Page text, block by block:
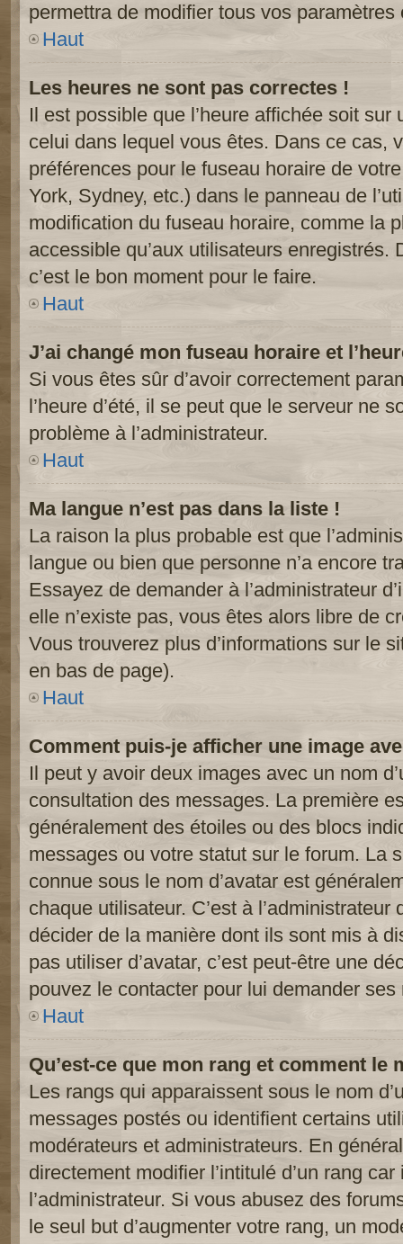
permettra de modifier tous vos paramètres
Haut
Les heures ne sont pas correctes !
Il est possible que l’heure affichée soit
celui dans lequel vous êtes. Dans ce cas,
préférences pour le fuseau horaire de
York, Sydney, etc.) dans le panneau de
modification du fuseau horaire, comme la
accessible qu’aux utilisateurs enregistrés.
c’est le bon moment pour le faire.
Haut
J’ai changé mon fuseau horaire et
Si vous êtes sûr d’avoir correctement
l’heure d’été, il se peut que le serveur ne
problème à l’administrateur.
Haut
Ma langue n’est pas dans la liste !
La raison la plus probable est que
langue ou bien que personne n’a encore
Essayez de demander à l’administrateur
elle n’existe pas, vous êtes alors libre de
Vous trouverez plus d’informations sur le
en bas de page).
Haut
Comment puis-je afficher une image
Il peut y avoir deux images avec un nom
consultation des messages. La première
généralement des étoiles ou des blocs
messages ou votre statut sur le forum. La
connue sous le nom d’avatar est
chaque utilisateur. C’est à l’administrateur
décider de la manière dont ils sont mis à
pas utiliser d’avatar, c’est peut-être une
pouvez le contacter pour lui demander ses
Haut
Qu’est-ce que mon rang et comment le
Les rangs qui apparaissent sous le nom
messages postés ou identifient certains
modérateurs et administrateurs. En
directement modifier l’intitulé d’un rang
l’administrateur. Si vous abusez des
le seul but d’augmenter votre rang, un